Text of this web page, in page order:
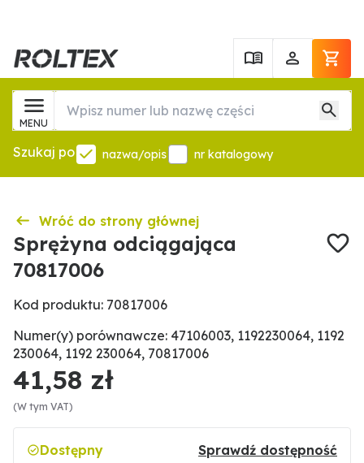
MENU
Szukaj po nazwa/opis nr katalogowy
Wróć do strony głównej
Sprężyna odciągająca
70817006
Kod produktu: 70817006
Numer(y) porównawcze: 47106003, 1192230064, 1192
230064, 1192 230064, 70817006
41,58 zł
(W tym VAT)
Dostępny Sprawdź dostępność